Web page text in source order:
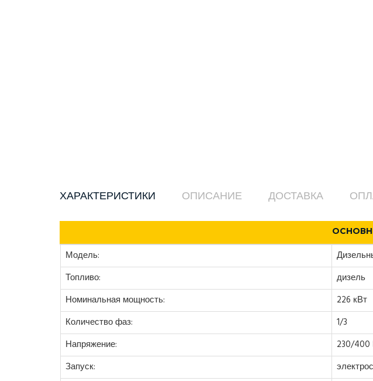
ХАРАКТЕРИСТИКИ ОПИСАНИЕ ДОСТАВКА
Модель:
Топливо:
дизель
Номинальная мощность:
226 кВт
Количество фаз:
1/3
Напряжение:
230/
Запуск: